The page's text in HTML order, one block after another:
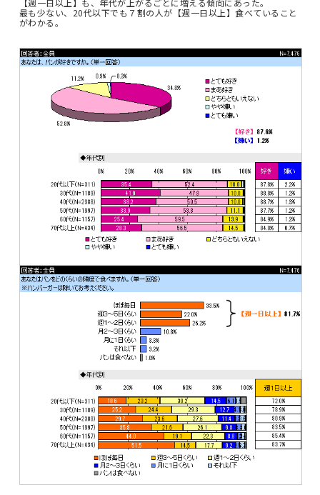
【週一日以上】も、年代が上がるごとに増える傾向にあった。
最も少ない、20代以下でも７割の人が【週一日以上】食べていること
がわかる。